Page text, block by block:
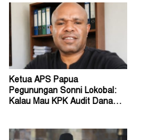
Ketua APS Papua
Pegunungan Sonni Lokobal:
Kalau Mau KPK Audit Dana